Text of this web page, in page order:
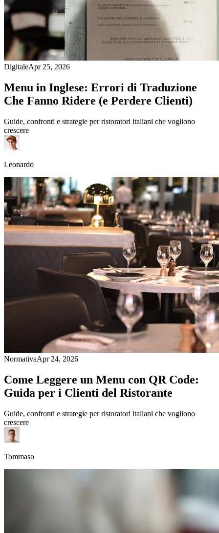
DigitaleApr 25, 2026
Menu in Inglese: Errori di Traduzione
Che Fanno Ridere (e Perdere Clienti)
Guide, confronti e strategie per ristoratori italiani che vogliono
crescere
Leonardo
NormativaApr 24, 2026
Come Leggere un Menu con QR Code:
Guida per i Clienti del Ristorante
Guide, confronti e strategie per ristoratori italiani che vogliono
crescere
Tommaso